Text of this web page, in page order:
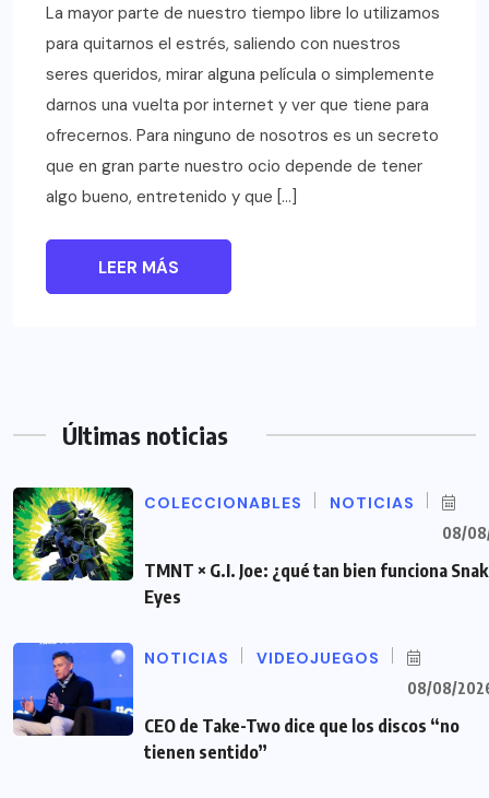
La mayor parte de nuestro tiempo libre lo utilizamos
para quitarnos el estrés, saliendo con nuestros
seres queridos, mirar alguna película o simplemente
darnos una vuelta por internet y ver que tiene para
ofrecernos. Para ninguno de nosotros es un secreto
que en gran parte nuestro ocio depende de tener
algo bueno, entretenido y que […]
LEER MÁS
Últimas noticias
COLECCIONABLES NOTICIAS
08/
TMNT × G.I. Joe: ¿qué tan bien funciona
Eyes
NOTICIAS VIDEOJUEGOS
08/08/
CEO de Take-Two dice que los discos “no
tienen sentido”